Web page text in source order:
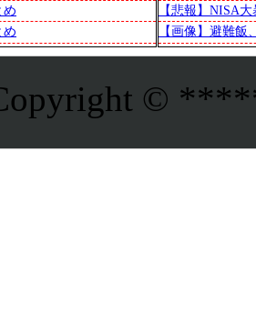
め
め
税減税（
しまう
【悲報】NISA
も吹き飛んだも
【画像】避難
ｗｗｗｗｗ
©